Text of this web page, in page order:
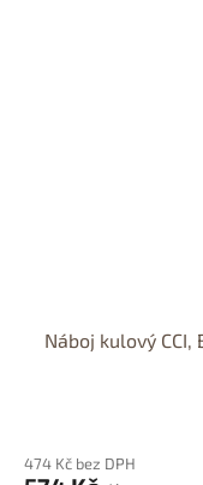
Náboj kulový CCI,
474 Kč bez DPH